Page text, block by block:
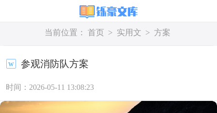
当前位置： 首页 > 实用文 > 方案
参观消防队方案
时间：2026-05-11 13:08:23